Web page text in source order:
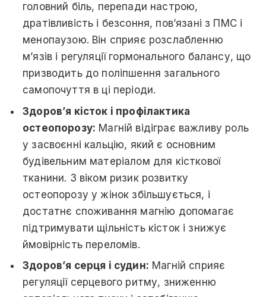
головний біль, перепади настрою,
дратівливість і безсоння, пов’язані з ПМС і
менопаузою. Він сприяє розслабленню
м’язів і регуляції гормонального балансу, що
призводить до поліпшення загального
самопочуття в ці періоди.
Здоров’я кісток і профілактика
остеопорозу: Магній відіграє важливу роль
у засвоєнні кальцію, який є основним
будівельним матеріалом для кісткової
тканини. З віком ризик розвитку
остеопорозу у жінок збільшується, і
достатнє споживання магнію допомагає
підтримувати щільність кісток і знижує
ймовірність переломів.
Здоров’я серця і судин: Магній сприяє
регуляції серцевого ритму, зниженню